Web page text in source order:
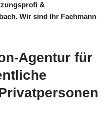
&
Wir sind Ihr Fachmann
Agentur für